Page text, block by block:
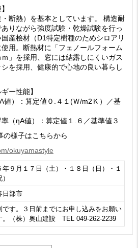
断熱）を基本としています。 構造耐
りながら強度試験・乾燥試験を行っ
産桧材（D1特定樹種のためシロアリ
用。断熱材に「フェノールフォーム
」を採用、窓には結露しにくいガス
を採用、健康的で心地の良い暮らし
ー性能】
値）：算定値０.４１(Ｗ/m2Ｋ）／基
（ηA値）：算定値１.６／基準値３
の様子はこちらから
okuyamastyle
年９月１７日（土）・１８日（日）・１
日部市
です。３日前までにお申し込みをお願い
。（株）奥山建設 TEL 049-262-2239